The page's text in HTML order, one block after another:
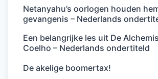
Netanyahu’s oorlogen houden
gevangenis – Nederlands
Een belangrijke les uit De
Coelho – Nederlands ondertiteld
De akelige boomertax!